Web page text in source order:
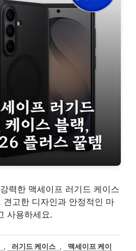
력한 맥세이프 러기드 케이스
견고한 디자인과 안정적인 마
사용하세요.
, 러기드 케이스 ,
맥세이프 케이